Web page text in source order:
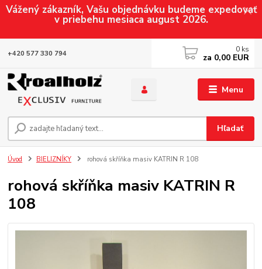
Vážený zákazník, Vašu objednávku budeme expedovať
v priebehu mesiaca august 2026.
Menu
Hľadať
+420 577 330 794 0 ks
za 0,00 EUR
Úvod BIELIZNÍKY rohová skříňka masiv KATRIN R 108
rohová skříňka masiv KATRIN R
108